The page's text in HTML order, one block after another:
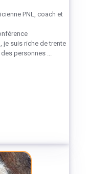
PNL, coach et
je suis riche de trente
personnes ...